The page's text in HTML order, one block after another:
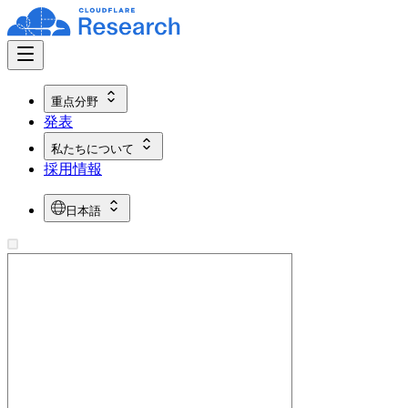
重点分野
発表
私たちについて
採用情報
日本語